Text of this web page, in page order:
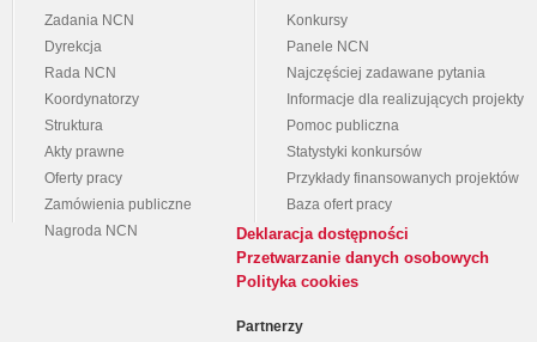
Zadania NCN
Dyrekcja
Rada NCN
Koordynatorzy
Struktura
Akty prawne
Oferty pracy
Zamówienia publiczne
Nagroda NCN
Konkursy
Panele NCN
Najczęściej zadawane pytania
Informacje dla realizujących projekty
Pomoc publiczna
Statystyki konkursów
Przykłady finansowanych projektów
Baza ofert pracy
Deklaracja dostępności
Przetwarzanie danych osobowych
Polityka cookies
Partnerzy